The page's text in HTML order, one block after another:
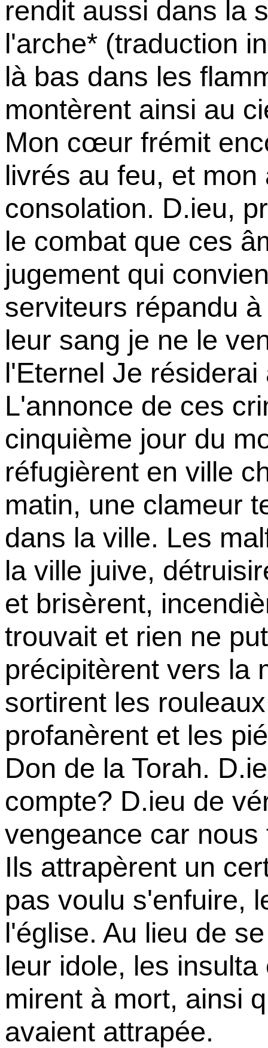
rendit aussi dans la
l'arche* (traduction
là bas dans les
montèrent ainsi au
Mon cœur frémit
livrés au feu, et
consolation. D.ieu,
le combat que ces
jugement qui
serviteurs répandu
leur sang je ne le
l'Eternel Je
L'annonce de ces
cinquième jour du
réfugièrent en ville
matin, une clameur
dans la ville. Les
la ville juive,
et brisèrent,
trouvait et rien ne
précipitèrent vers la
sortirent les
profanèrent et les
Don de la Torah.
compte? D.ieu de
vengeance car
Ils attrapèrent un
pas voulu s'enfuire,
l'église. Au lieu de
leur idole, les
mirent à mort, ainsi
avaient attrapée.